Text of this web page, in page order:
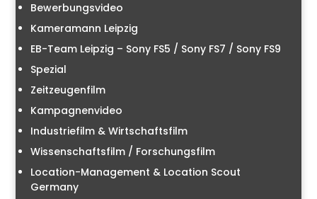
Bewerbungsvideo
Kameramann Leipzig
EB-Team Leipzig – Sony FS5 / Sony FS7 / Sony FS9
Spezial
Zeitzeugenfilm
Kampagnenvideo
Industriefilm & Wirtschaftsfilm
Wissenschaftsfilm / Forschungsfilm
Location-Management & Location Scout
Germany